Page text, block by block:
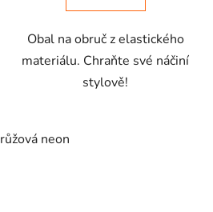
Obal na obruč z elastického
materiálu. Chraňte své náčiní
stylově!
růžová neon